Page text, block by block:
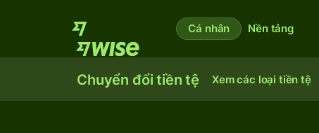
Cá nhân Nền tảng
Chuyển đổi tiền tệ Xem các loại tiền tệ